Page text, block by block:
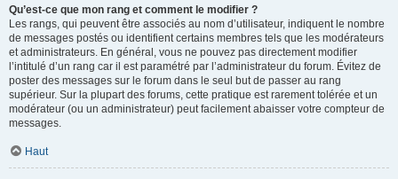
Qu’est-ce que mon rang et comment le modifier ?
Les rangs, qui peuvent être associés au nom d’utilisateur, indiquent le nombre
de messages postés ou identifient certains membres tels que les modérateurs
et administrateurs. En général, vous ne pouvez pas directement modifier
l’intitulé d’un rang car il est paramétré par l’administrateur du forum. Évitez de
poster des messages sur le forum dans le seul but de passer au rang
supérieur. Sur la plupart des forums, cette pratique est rarement tolérée et un
modérateur (ou un administrateur) peut facilement abaisser votre compteur de
messages.
Haut